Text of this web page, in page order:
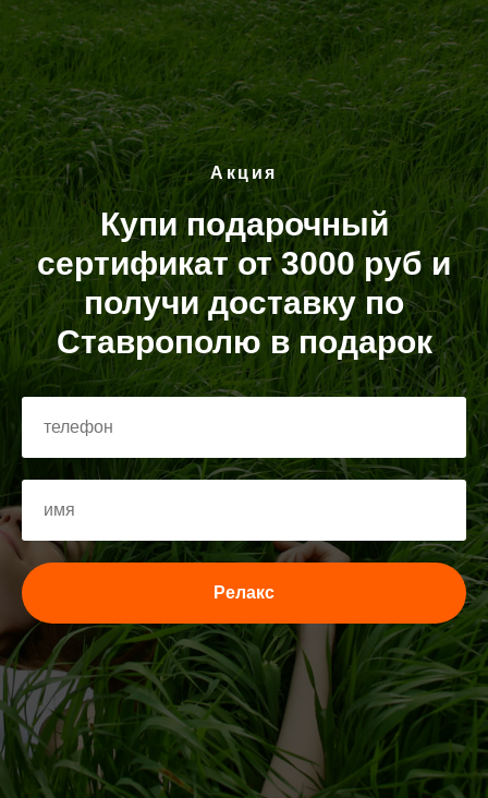
Акция
Купи подарочный
сертификат от 3000 руб и
получи доставку по
Ставрополю вподарок
Релакс